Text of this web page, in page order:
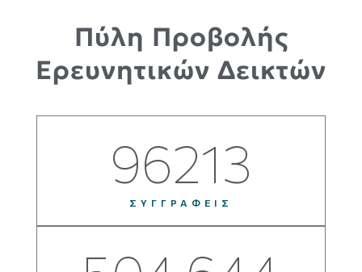
Πύλη Προβολής
Ερευνητικών Δεικτών
ΣΥΓΓΡΑΦΕΙΣ
96213